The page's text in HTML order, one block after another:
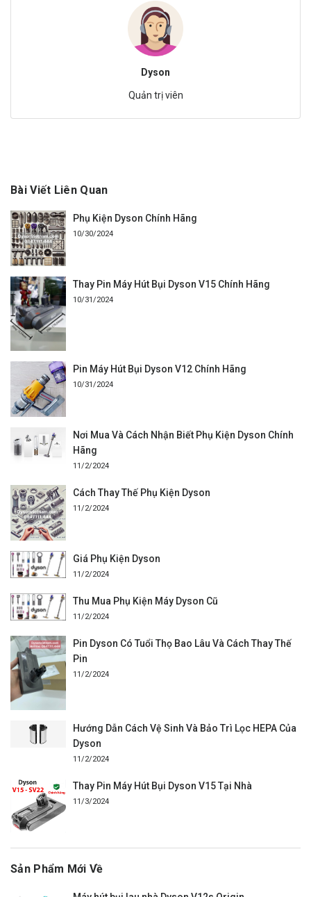
Dyson
Quản trị viên
Bài Viết Liên Quan
Phụ Kiện Dyson Chính Hãng
10/30/2024
Thay Pin Máy Hút Bụi Dyson V15 Chính Hãng
10/31/2024
Pin Máy Hút Bụi Dyson V12 Chính Hãng
10/31/2024
Nơi Mua Và Cách Nhận Biết Phụ Kiện Dyson Chính
Hãng
11/2/2024
Cách Thay Thế Phụ Kiện Dyson
11/2/2024
Giá Phụ Kiện Dyson
11/2/2024
Thu Mua Phụ Kiện Máy Dyson Cũ
11/2/2024
Pin Dyson Có Tuổi Thọ Bao Lâu Và Cách Thay Thế
Pin
11/2/2024
Hướng Dẫn Cách Vệ Sinh Và Bảo Trì Lọc HEPA Của
Dyson
11/2/2024
Thay Pin Máy Hút Bụi Dyson V15 Tại Nhà
11/3/2024
Sản Phẩm Mới Về